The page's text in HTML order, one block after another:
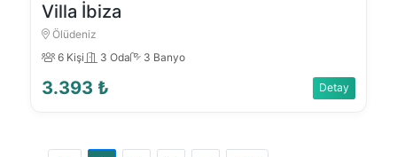
Villa İbiza
Ölüdeniz
6 Kişi
3 Oda 3 Banyo
3.393 ₺ Detay